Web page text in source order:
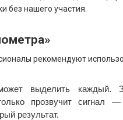
без нашего участия.
рекомендуют
выделить каждый.
прозвучит сигнал —
результат.